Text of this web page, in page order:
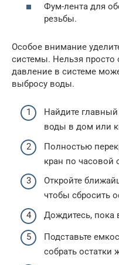
Фум-лента для
резьбы.
Особое внимание
системы. Нельзя просто
давление в системе
выбросу воды.
Найдите
воды в дом или
Полностью
кран по часовой
Откройте
чтобы сбросить
Дождитесь, пока
Подставьте
собрать остатки